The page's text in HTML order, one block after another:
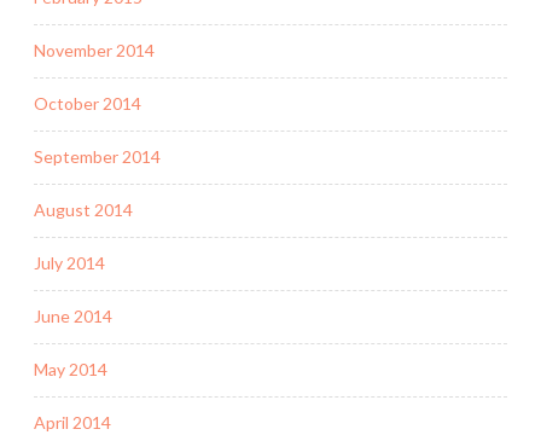
November 2014
October 2014
September 2014
August 2014
July 2014
June 2014
May 2014
April 2014